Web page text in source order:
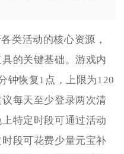
类活动的核心资源，
的关键基础。游戏内
钟恢复1点，上限为120
每天至少登录两次清
特定时段可通过活动
段可花费少量元宝补